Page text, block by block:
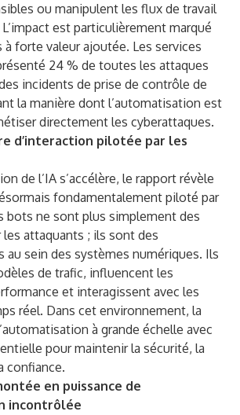
ou manipulent les flux de travail
est particulièrement marqué
à forte valeur ajoutée. Les services
24 % de toutes les attaques
incidents de prise de contrôle de
la manière dont l’automatisation est
directement les cyberattaques.
d’interaction pilotée par les
de l’IA s’accélère, le rapport révèle
fondamentalement piloté par
bots ne sont plus simplement des
attaquants ; ils sont des
au sein des systèmes numériques. Ils
de trafic, influencent les
et interagissent avec les
réel. Dans cet environnement, la
à grande échelle avec
pour maintenir la sécurité, la
confiance.
en puissance de
incontrôlée